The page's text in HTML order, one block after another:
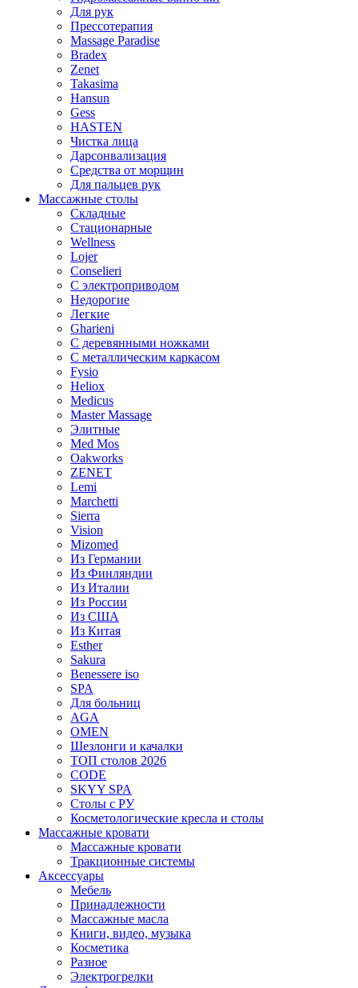
Для рук
Прессотерапия
Massage Paradise
Bradex
Zenet
Takasima
Hansun
Gess
HASTEN
Чистка лица
Дарсонвализация
Средства от морщин
Для пальцев рук
Массажные столы
Складные
Стационарные
Wellness
Lojer
Conselieri
С электроприводом
Недорогие
Легкие
Gharieni
С деревянными ножками
С металлическим каркасом
Fysio
Heliox
Medicus
Master Massage
Элитные
Med Mos
Oakworks
ZENET
Lemi
Marchetti
Sierra
Vision
Mizomed
Из Германии
Из Финляндии
Из Италии
Из России
Из США
Из Китая
Esther
Sakura
Benessere iso
SPA
Для больниц
AGA
OMEN
Шезлонги и качалки
ТОП столов 2026
CODE
SKYY SPA
Столы с РУ
Косметологические кресла и столы
Массажные кровати
Массажные кровати
Тракционные системы
Аксессуары
Мебель
Принадлежности
Массажные масла
Книги, видео, музыка
Косметика
Разное
Электрогрелки